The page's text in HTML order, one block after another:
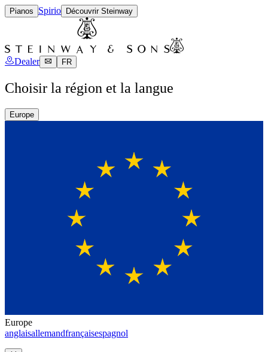
Pianos Spirio Découvrir Steinway
Dealer FR
Choisir la région et la langue
Europe
Europe
anglaisallemandfrançaisespagnol